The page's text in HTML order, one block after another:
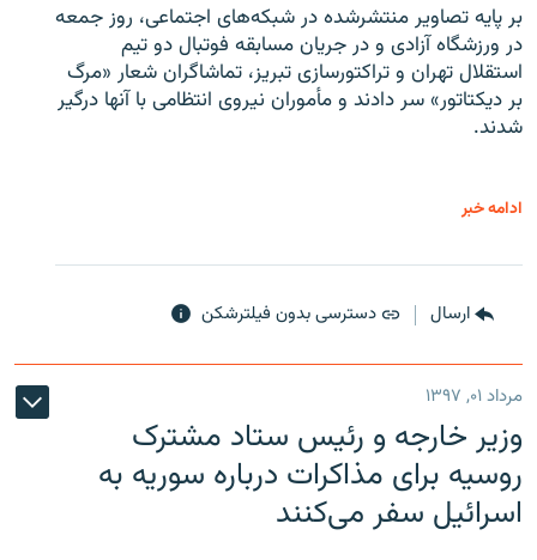
بر پایه تصاویر منتشرشده در شبکه‌های اجتماعی، روز جمعه
در ورزشگاه آزادی و در جریان مسابقه فوتبال دو تیم
استقلال تهران و تراکتورسازی تبریز، تماشاگران شعار «مرگ
بر دیکتاتور» سر دادند و مأموران نیروی انتظامی با آنها درگیر
شدند.
ادامه خبر
ارسال دسترسی بدون فیلترشکن
مرداد ۰۱, ۱۳۹۷
وزیر خارجه و رئیس‌ ستاد مشترک
روسیه برای مذاکرات درباره سوریه به
اسرائیل سفر می‌کنند